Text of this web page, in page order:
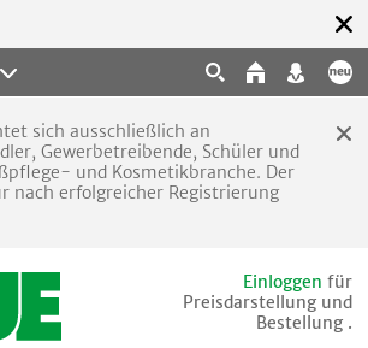
sich ausschließlich an
Gewerbetreibende, Schüler und
und Kosmetikbranche. Der
nach erfolgreicher Registrierung
Einloggen für
Preisdarstellung und
Bestellung .